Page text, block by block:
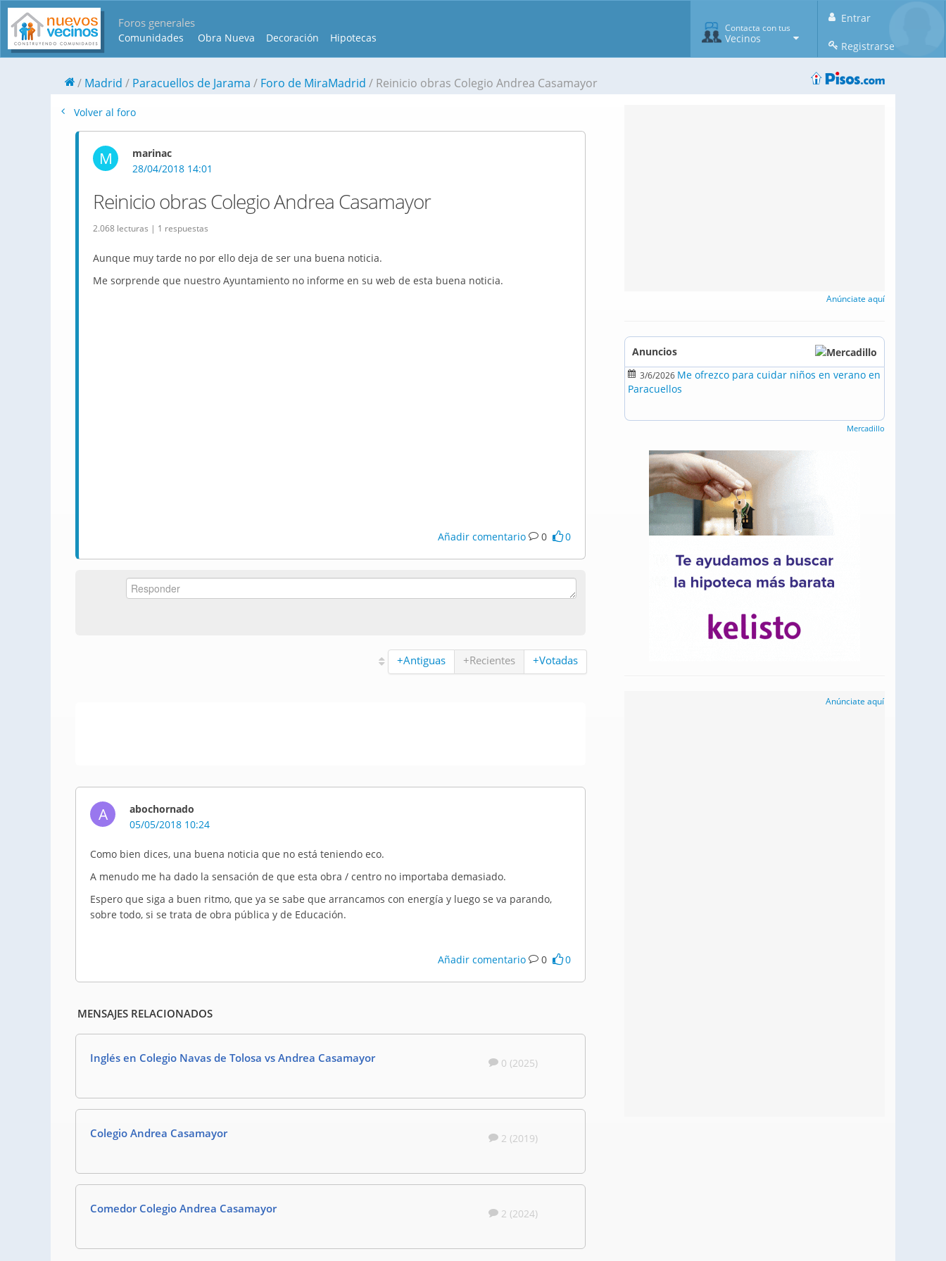
Foros generales
Comunidades Obra Nueva Decoración Hipotecas
Entrar
Registrarse
Contacta con tus
Vecinos
Madrid Paracuellos de Jarama Foro de MiraMadrid Reinicio obras Colegio Andrea Casamayor
Volver al foro
M
marinac
28/04/2018 14:01
Reinicio obras Colegio Andrea Casamayor
2.068 lecturas | 1 respuestas
Aunque muy tarde no por ello deja de ser una buena noticia.
Me sorprende que nuestro Ayuntamiento no informe en su web de esta buena noticia.
Añadir comentario 0 0
+Antiguas +Recientes +Votadas
A
abochornado
05/05/2018 10:24
Como bien dices, una buena noticia que no está teniendo eco.
A menudo me ha dado la sensación de que esta obra / centro no importaba demasiado.
Espero que siga a buen ritmo, que ya se sabe que arrancamos con energía y luego se va parando,
sobre todo, si se trata de obra pública y de Educación.
Añadir comentario 0 0
MENSAJES RELACIONADOS
Inglés en Colegio Navas de Tolosa vs Andrea Casamayor 0 (2025)
Colegio Andrea Casamayor 2 (2019)
Comedor Colegio Andrea Casamayor 2 (2024)
Anúnciate aquí
Anuncios
3/6/2026 Me ofrezco para cuidar niños en verano en
Paracuellos
Mercadillo
Anúnciate aquí